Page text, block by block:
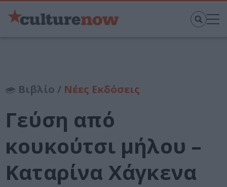
Βιβλίο / Νέες Εκδόσεις
Γεύση από
κουκούτσι μήλου –
Καταρίνα Χάγκενα